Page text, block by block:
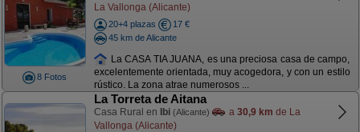
8 Fotos
La Vallonga (Alicante)
20+4 plazas
17 €
45 km de Alicante
La CASA TIA JUANA, es una preciosa casa de campo,
excelentemente orientada, muy acogedora, y con un estilo
rústico. La zona atrae numerosos ...
La Torreta de Aitana
Casa Rural en Ibi (Alicante) a 30,9 km de La
Vallonga (Alicante)